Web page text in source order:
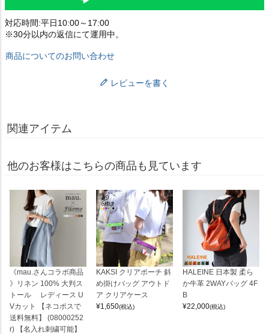
対応時間:平日10:00～17:00
※30分以内の返信にて運用中。
商品についてのお問い合わせ
レビューを書く
関連アイテム
他のお客様はこちらの商品も見ています
《mau.さんコラボ商品
》リネン 100% 大判ス
トール レディース U
Vカット 【ネコポスで
送料無料】 (08000252
r) 【名入れ刺繍可能】
KAKSI クリアポーチ 斜
め掛けバッグ アウトド
ア クリアケース
¥1,650(税込)
HALEINE 日本製 柔ら
か牛革 2WAYバッグ 4F
B
¥22,000(税込)